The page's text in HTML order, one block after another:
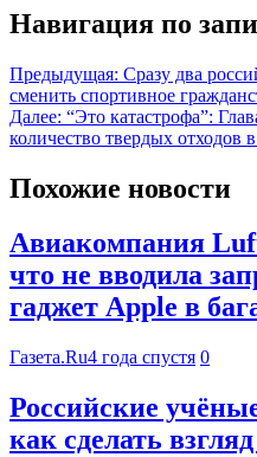
Навигация по
Предыдущая: Сразу два
сменить спортивное
Далее: “Это катастрофа”:
количество твердых
Похожие новости
Авиакомпания
что не вводила
гаджет Apple в
Газета.Ru4 года спустя 0
Российские
как сделать